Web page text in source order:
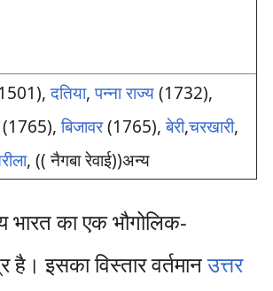
दतिया,पन्ना राज्य(1732),
बिजावर(1765),बेरी,चरखारी,
, (( नैगबा रेवाई))अन्य
भारत का एक भौगोलिक-
है। इसका विस्तार वर्तमानउत्तर